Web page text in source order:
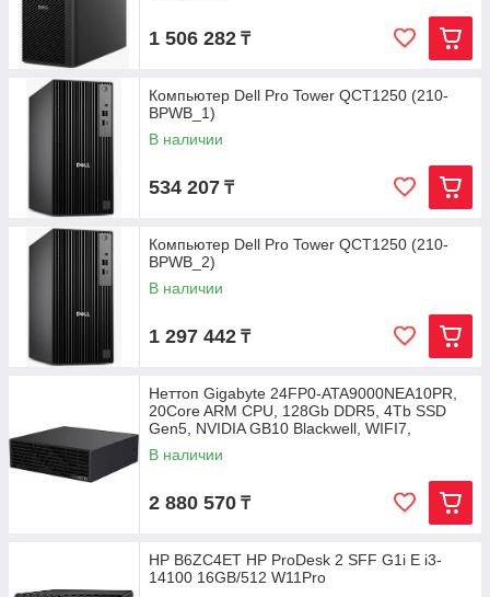
1 506 282 ₸
Компьютер Dell Pro Tower QCT1250 (210-
BPWB_1)
В наличии
534 207 ₸
Компьютер Dell Pro Tower QCT1250 (210-
BPWB_2)
В наличии
1 297 442 ₸
Неттоп Gigabyte 24FP0-ATA9000NEA10PR,
20Core ARM CPU, 128Gb DDR5, 4Tb SSD
Gen5, NVIDIA GB10 Blackwell, WIFI7,
В наличии
2 880 570 ₸
HP B6ZC4ET HP ProDesk 2 SFF G1i E i3-
14100 16GB/512 W11Pro